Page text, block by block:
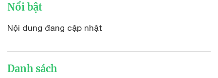
Nổi bật
Nội dung đang cập nhật
Danh sách